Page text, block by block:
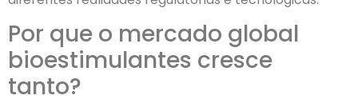
Por que o mercado global
bioestimulantes cresce
tanto?